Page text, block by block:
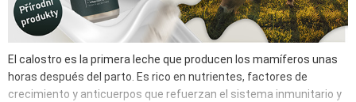
El calostro es la primera leche que producen los mamíferos unas
horas después del parto. Es rico en nutrientes, factores de
crecimiento y anticuerpos que refuerzan el sistema inmunitario y